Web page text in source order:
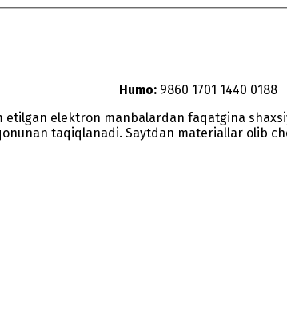
Humo: 9860 1701 1440 0188
etilgan elektron manbalardan faqatgina
taqiqlanadi. Saytdan materiallar olib